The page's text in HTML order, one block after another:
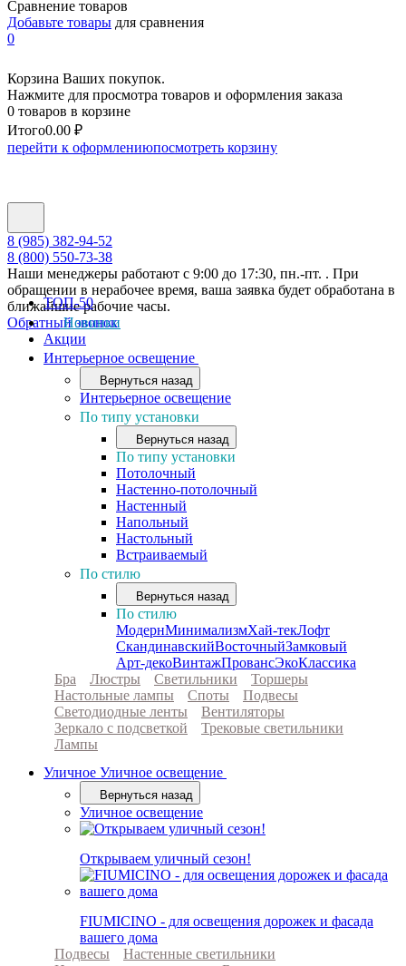
Сравнение товаров
Добавьте товары для сравнения
0
Корзина Ваших покупок.
Нажмите для просмотра товаров и оформления заказа
0 товаров в корзине
Итого0.00 ₽
перейти к оформлениюпосмотреть корзину
8 (985) 382-94-52
8 (800) 550-73-38
Наши менеджеры работают с 9:00 до 17:30, пн.-пт. . При
обращении в нерабочее время, ваша заявка будет обработана в
ближайшие рабочие часы.
Обратный звонок
ТОП-50
Новинки
Акции
Интерьерное освещение
Вернуться назад
Интерьерное освещение
По типу установки
Вернуться назад
По типу установки
Потолочный
Настенно-потолочный
Настенный
Напольный
Настольный
Встраиваемый
По стилю
Вернуться назад
По стилю
МодернМинимализмХай-текЛофт
СкандинавскийВосточныйЗамковый
Арт-декоВинтажПровансЭкоКлассика
Бра
Люстры Светильники
Торшеры
Настольные лампы
Споты
Подвесы
Светодиодные ленты
Вентиляторы
Зеркало с подсветкой
Трековые светильники
Лампы
Уличное Уличное освещение
Вернуться назад
Уличное освещение
Открываем уличный сезон!
FIUMICINO - для освещения дорожек и фасада
вашего дома
Подвесы
Настенные светильники